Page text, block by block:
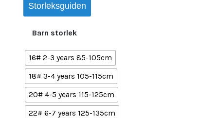
Storleksguiden
Barn storlek
16# 2-3 years 85-105cm
18# 3-4 years 105-115cm
20# 4-5 years 115-125cm
22# 6-7 years 125-135cm